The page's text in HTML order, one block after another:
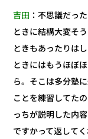
吉田 ：不思議だっ
ときに結構大変そ
ときもあったりは
ときにはもうほぼ
ら。そこは多分塾
ことを練習してた
っちが説明した内
ですかって返して